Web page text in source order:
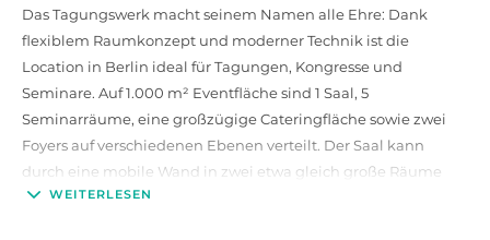
Das Tagungswerk macht seinem Namen alle Ehre: Dank
flexiblem Raumkonzept und moderner Technik ist die
Location in Berlin ideal für Tagungen, Kongresse und
Seminare. Auf 1.000 m² Eventfläche sind 1 Saal, 5
Seminarräume, eine großzügige Cateringfläche sowie zwei
Foyers auf verschiedenen Ebenen verteilt. Der Saal kann
durch eine mobile Wand in zwei etwa gleich große Räume
unterteilt werden. Bei schönem Wetter lässt sich der Innenhof
WEITERLESEN